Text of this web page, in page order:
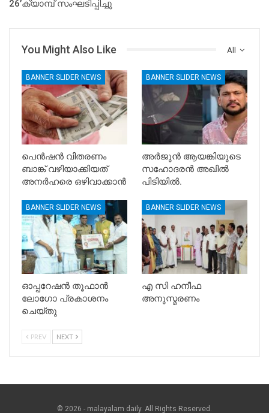
26’ക്യാമ്പ് സംഘടിപ്പിച്ചു
All
You Might Also Like
BANNER SLIDER NEWS
പെൻഷൻ വിതരണം
ബാങ്ക് വഴിയാക്കിയത്
അനർഹരെ ഒഴിവാക്കാൻ
BANNER SLIDER NEWS
അർജുൻ ആയങ്കിയുടെ
സഹോദരൻ അഖിൽ
പിടിയിൽ.
BANNER SLIDER NEWS
ഓപ്പറേഷൻ തൂഫാൻ
ലോഗോ പ്രകാശനം
ചെയ്തു
BANNER SLIDER NEWS
എ സി ഹനീഫ
അനുസ്മരണം
PREV NEXT
© 2026 - malayalam daily. All Rights Reserved.